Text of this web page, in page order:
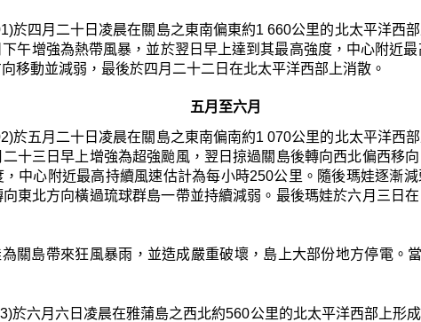
於四月二十日凌晨在關島之東南偏東約1 660公里的北太平洋西
午增強為熱帶風暴，並於翌日早上達到其最高強度，中心附近
移動並減弱，最後於四月二十二日在北太平洋西部上消散。
五月至六月
於五月二十日凌晨在關島之東南偏南約1 070公里的北太平洋西
十三日早上增強為超強颱風，翌日掠過關島後轉向西北偏西移
中心附近最高持續風速估計為每小時250公里。隨後瑪娃逐漸
東北方向橫過琉球群島一帶並持續減弱。最後瑪娃於六月三日
關島帶來狂風暴雨，並造成嚴重破壞，島上大部份地方停電。
於六月六日凌晨在雅蒲島之西北約560公里的北太平洋西部上形